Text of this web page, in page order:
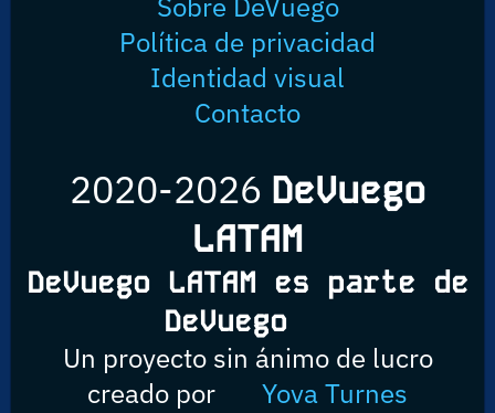
Política de privacidad
Identidad visual
Contacto
2020-2026 DeVuego
LATAM
DeVuego LATAM es parte de
DeVuego
Un proyecto sin ánimo de lucro
creado por
Yova Turnes